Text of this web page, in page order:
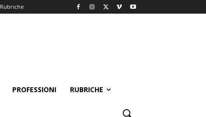
Rubriche
PROFESSIONI RUBRICHE